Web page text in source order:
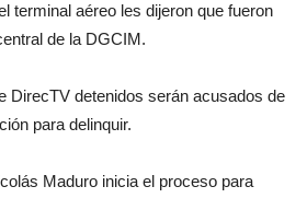
terminal aéreo les dijeron que fueron
de la DGCIM.
DirecTV detenidos serán acusados de
para delinquir.
Maduro inicia el proceso para